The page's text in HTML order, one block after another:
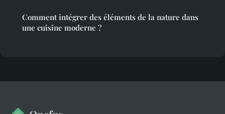
Comment intégrer des éléments de la nature dans
une cuisine moderne ?